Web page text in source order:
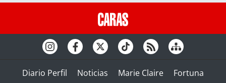
Diario Perfil Noticias Marie Claire
Fortuna